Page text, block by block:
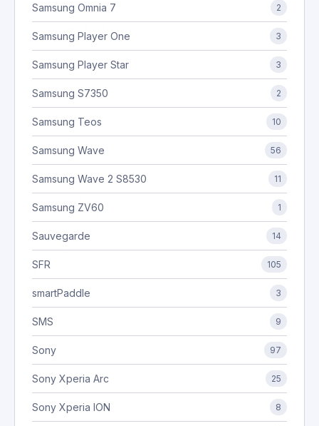
Samsung Omnia 7 2
Samsung Player One 3
Samsung Player Star 3
Samsung S7350 2
Samsung Teos 10
Samsung Wave 56
Samsung Wave 2 S8530 11
Samsung ZV60 1
Sauvegarde 14
SFR 105
smartPaddle 3
SMS 9
Sony 97
Sony Xperia Arc 25
Sony Xperia ION 8